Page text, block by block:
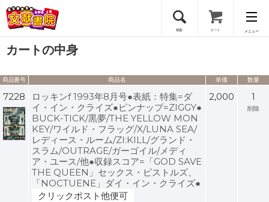
検索 カート メニュー
会員登録
ログイン
カートの中身
商品番号 商品名 単価 数量
7228
ロッキンf 1993年8月号●表紙：特集=ダ
イ・イン・クライズ●ピンナップ=ZIGGY●
BUCK-TICK/黒夢/THE YELLOW MON
KEY/ワイルド・フラッグ/X/LUNA SEA/
レディース・ルーム/ZI:KILL/グランド・
スラム/OUTRAGE/ガーゴイル/メディ
ア・ユース/他●収録スコア=「GOD SAVE
THE QUEEN」セックス・ピストルズ、
「NOCTUENE」ダイ・イン・クライズ●
クリックポスト他便可
2,000 1
削除